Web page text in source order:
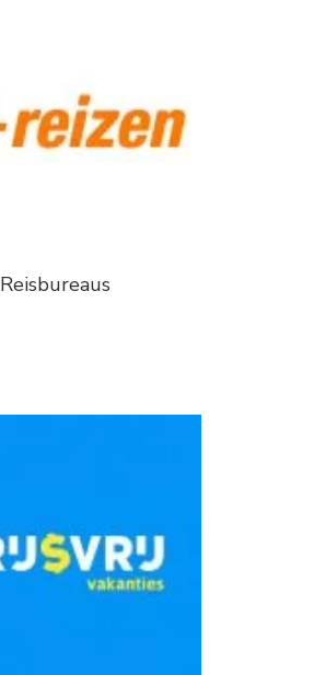
Reisbureaus